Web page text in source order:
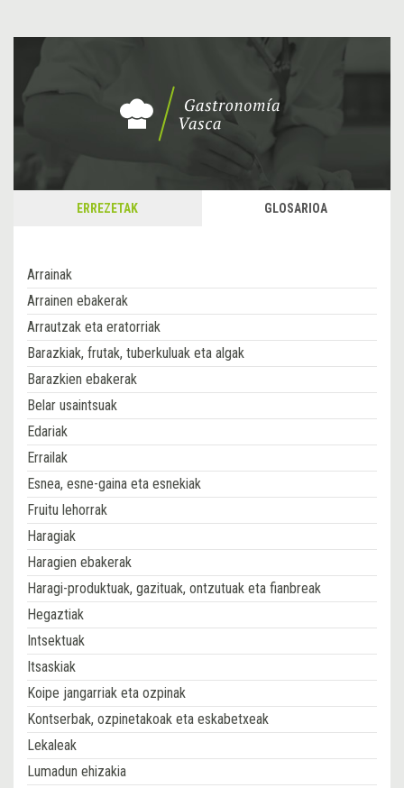
ERREZETAK GLOSARIOA
Arrainak
Arrainen ebakerak
Arrautzak eta eratorriak
Barazkiak, frutak, tuberkuluak eta algak
Barazkien ebakerak
Belar usaintsuak
Edariak
Errailak
Esnea, esne-gaina eta esnekiak
Fruitu lehorrak
Haragiak
Haragien ebakerak
Haragi-produktuak, gazituak, ontzutuak eta fianbreak
Hegaztiak
Intsektuak
Itsaskiak
Koipe jangarriak eta ozpinak
Kontserbak, ozpinetakoak eta eskabetxeak
Lekaleak
Lumadun ehizakia